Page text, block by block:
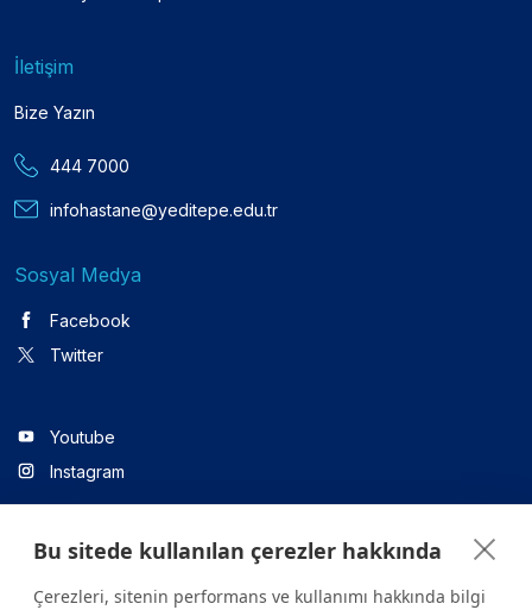
İletişim
Bize Yazın
444 7000
infohastane@yeditepe.edu.tr
Sosyal Medya
Facebook
Twitter
Youtube
Instagram
Linkedin
Bu sitede kullanılan çerezler hakkında
Çerezleri, sitenin performans ve kullanımı hakkında bilgi